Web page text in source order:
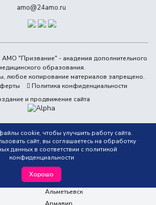
amo@24amo.ru
"Призвание" - академия дополнительного
образования.
любое копирование материалов запрещено.
Политика конфиденциальности
и продвижение сайта
cookie, чтобы улучшить работу сайта.
сайт, вы соглашаетесь на обработку
данных в соответствии с политикой
конфиденциальности
Хорошо
Альметьевск